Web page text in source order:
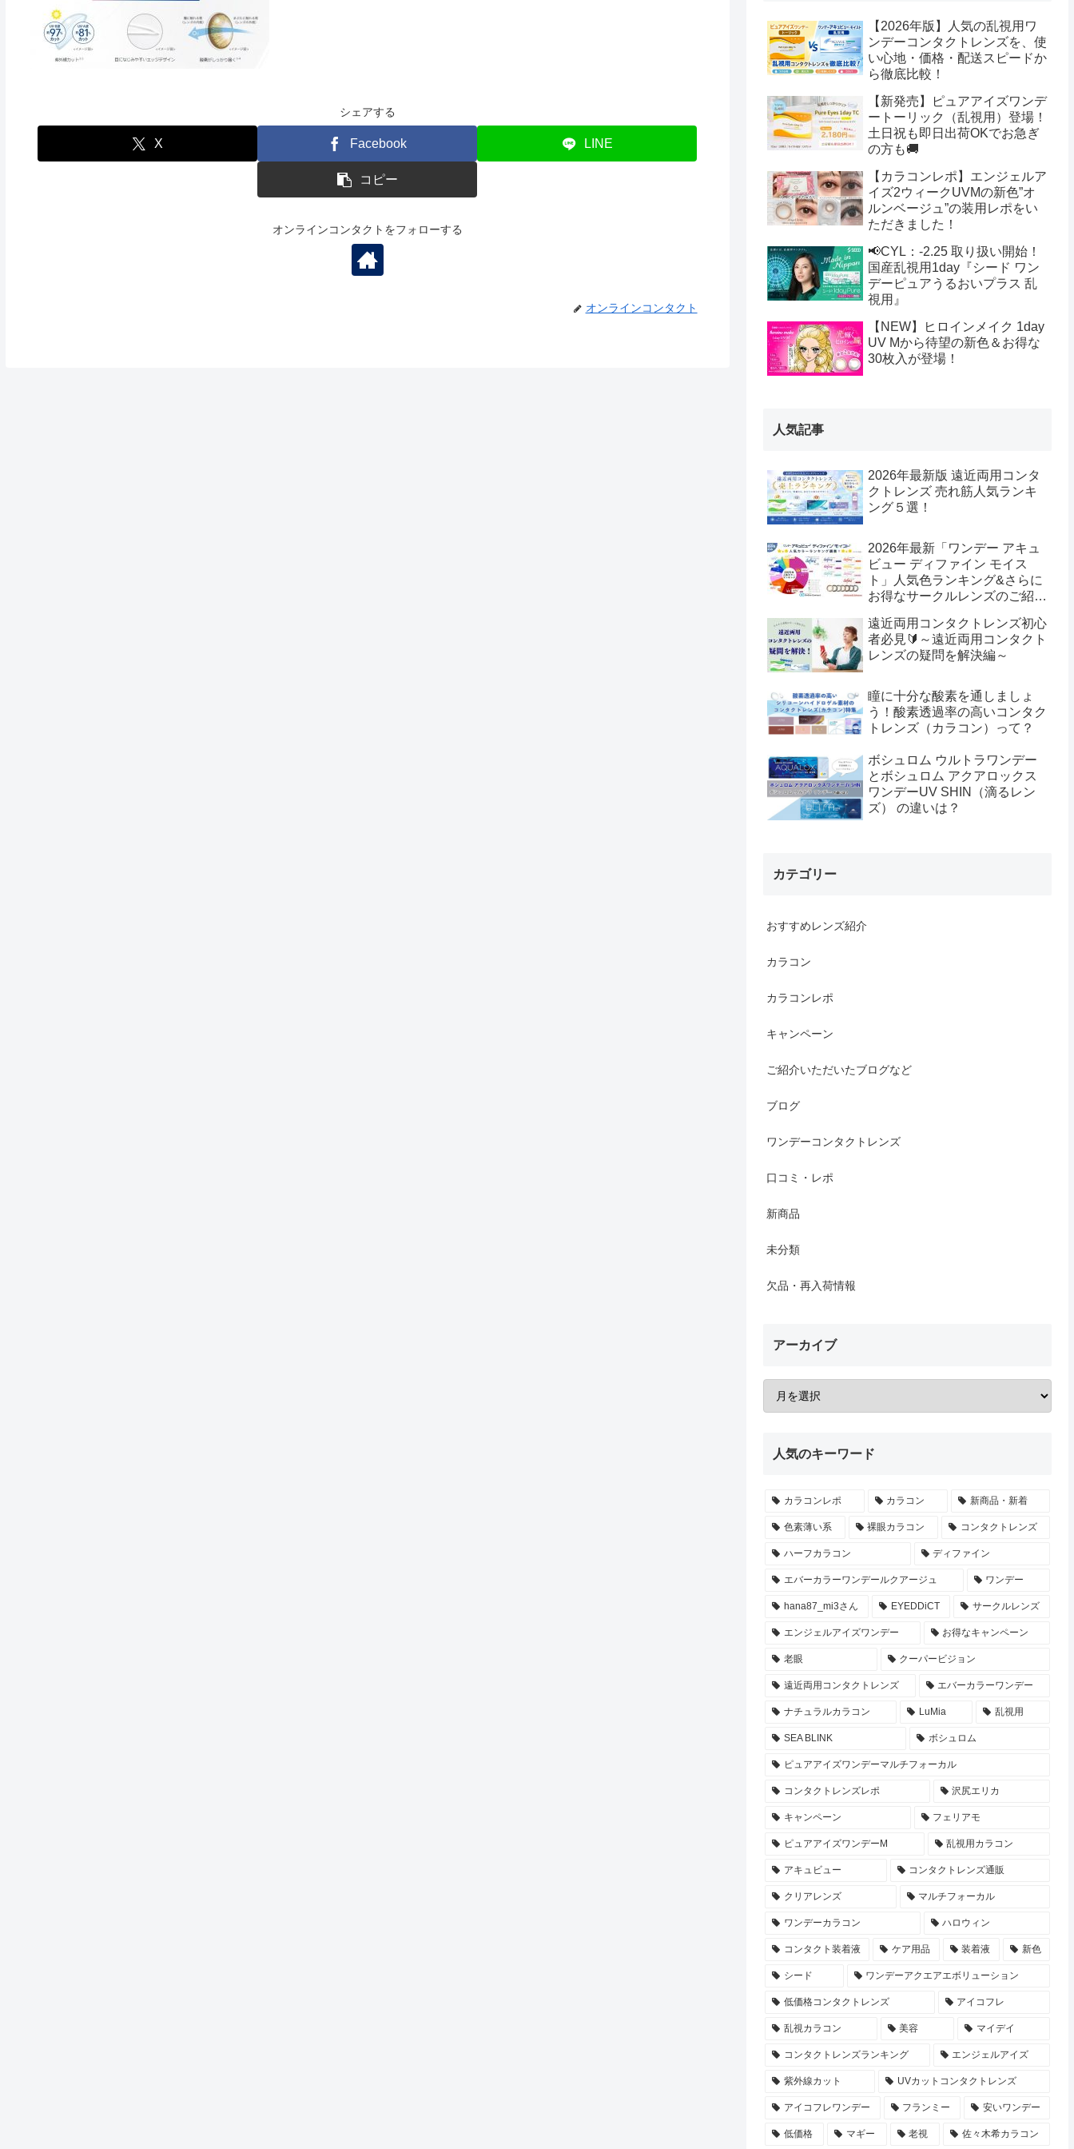
シェアする
X Facebook LINE
コピー
オンラインコンタクトをフォローする
オンラインコンタクト
【2026年版】人気の乱視用ワ
ンデーコンタクトレンズを、使
い心地・価格・配送スピードか
ら徹底比較！
【新発売】ピュアアイズワンデ
ートーリック（乱視用）登場！
土日祝も即日出荷OKでお急ぎ
の方も🚚
【カラコンレポ】エンジェルア
イズ2ウィークUVMの新色”オ
ルンベージュ”の装用レポをい
ただきました！
📢CYL：-2.25 取り扱い開始！
国産乱視用1day『シード ワン
デーピュアうるおいプラス 乱
視用』
【NEW】ヒロインメイク 1day
UV Mから待望の新色＆お得な
30枚入が登場！
人気記事
2026年最新版 遠近両用コンタ
クトレンズ 売れ筋人気ランキ
ング５選！
2026年最新「ワンデー アキュ
ビュー ディファイン モイス
ト」人気色ランキング&さらに
お得なサークルレンズのご紹
遠近両用コンタクトレンズ初心
者必見🔰～遠近両用コンタクト
レンズの疑問を解決編～
瞳に十分な酸素を通しましょ
う！酸素透過率の高いコンタク
トレンズ（カラコン）って？
ボシュロム ウルトラワンデー
とボシュロム アクアロックス
ワンデーUV SHIN（滴るレン
ズ） の違いは？
カテゴリー
おすすめレンズ紹介
カラコン
カラコンレポ
キャンペーン
ご紹介いただいたブログなど
ブログ
ワンデーコンタクトレンズ
口コミ・レポ
新商品
未分類
欠品・再入荷情報
アーカイブ
人気のキーワード
カラコンレポ カラコン 新商品・新着
色素薄い系 裸眼カラコン コンタクトレンズ
ハーフカラコン ディファイン
エバーカラーワンデールクアージュ ワンデー
hana87_mi3さん EYEDDiCT サークルレンズ
エンジェルアイズワンデー お得なキャンペーン
老眼 クーパービジョン
遠近両用コンタクトレンズ エバーカラーワンデー
ナチュラルカラコン LuMia 乱視用
SEA BLINK ボシュロム
ピュアアイズワンデーマルチフォーカル
コンタクトレンズレポ 沢尻エリカ
キャンペーン フェリアモ
ピュアアイズワンデーM 乱視用カラコン
アキュビュー コンタクトレンズ通販
クリアレンズ マルチフォーカル
ワンデーカラコン ハロウィン
コンタクト装着液 ケア用品 装着液 新色
シード ワンデーアクエアエボリューション
低価格コンタクトレンズ アイコフレ
乱視カラコン 美容 マイデイ
コンタクトレンズランキング エンジェルアイズ
紫外線カット UVカットコンタクトレンズ
アイコフレワンデー フランミー 安いワンデー
低価格 マギー 老視 佐々木希カラコン